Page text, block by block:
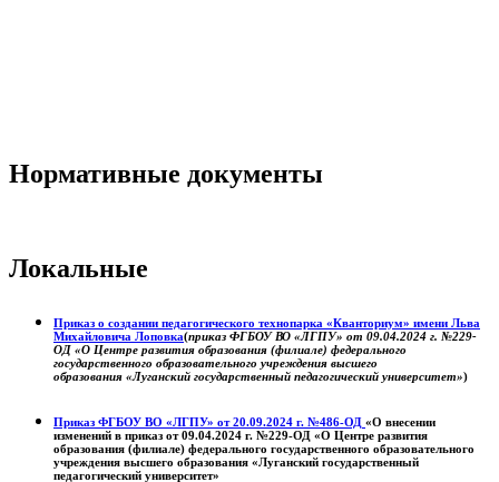
Нормативные документы
Локальные
Приказ о создании педагогического технопарка «Кванториум» имени Льва
Михайловича Лоповка(приказ ФГБОУ ВО «ЛГПУ» от 09.04.2024 г. №229-
ОД «О Центре развития образования (филиале) федерального
государственного образовательного учреждения высшего
образования «Луганский государственный педагогический университет»)
Приказ ФГБОУ ВО «ЛГПУ» от 20.09.2024 г. №486-ОД «О внесении
изменений в приказ от 09.04.2024 г. №229-ОД «О Центре развития
образования (филиале) федерального государственного образовательного
учреждения высшего образования «Луганский государственный
педагогический университет»